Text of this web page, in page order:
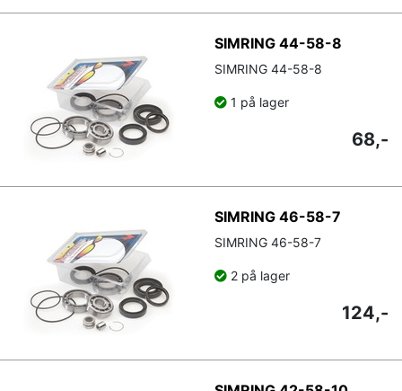
SIMRING 44-58-8
SIMRING 44-58-8
1 på lager
68,-
SIMRING 46-58-7
SIMRING 46-58-7
2 på lager
124,-